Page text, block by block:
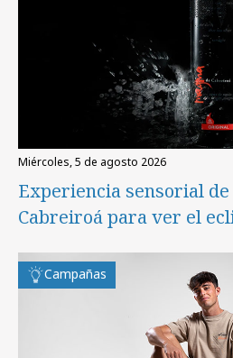
miércoles, 5 de agosto 2026
Experiencia sensorial
Cabreiroá para ver el
Campañas